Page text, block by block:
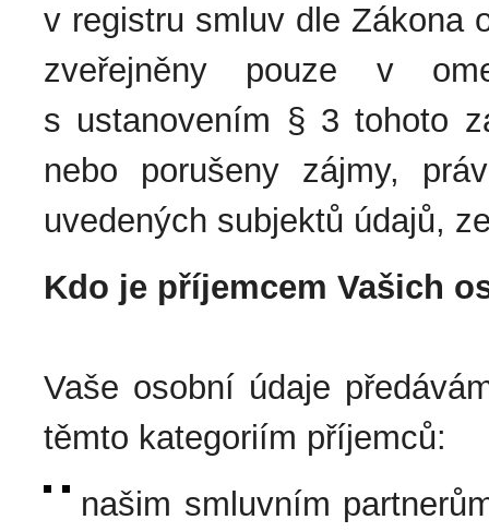
v registru smluv dle Zákona
zveřejněny pouze v
s ustanovením § 3 tohoto
nebo porušeny zájmy,
uvedených subjektů údajů,
Kdo je příjemcem Vašich
Vaše osobní údaje
těmto kategoriím příjemců:
našim smluvním